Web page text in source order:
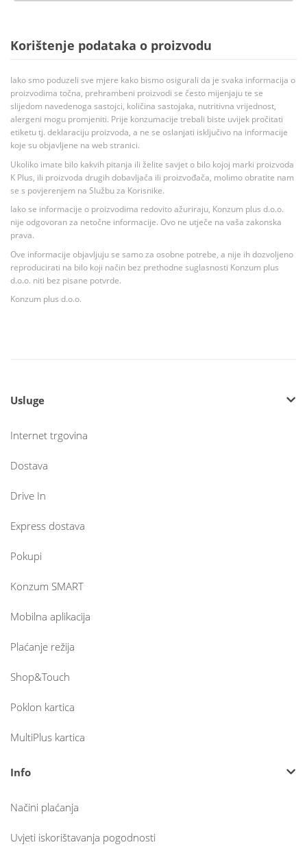
Korištenje podataka o proizvodu
Iako smo poduzeli sve mjere kako bismo osigurali da je svaka informacija o
proizvodima točna, prehrambeni proizvodi se često mijenjaju te se
slijedom navedenoga sastojci, količina sastojaka, nutritivna vrijednost,
alergeni mogu promjeniti. Prije konzumacije trebali biste uvijek pročitati
etiketu tj. deklaraciju proizvoda, a ne se oslanjati isključivo na informacije
koje su objavljene na web stranici.
Ukoliko imate bilo kakvih pitanja ili želite savjet o bilo kojoj marki proizvoda
K Plus, ili proizvoda drugih dobavljača ili proizvođača, molimo obratite nam
se s povjerenjem na Službu za Korisnike.
Iako se informacije o proizvodima redovito ažuriraju, Konzum plus d.o.o.
nije odgovoran za netočne informacije. Ovo ne utječe na vaša zakonska
prava.
Ove informacije objavljuju se samo za osobne potrebe, a nije ih dozvoljeno
reproducirati na bilo koji način bez prethodne suglasnosti Konzum plus
d.o.o. niti bez pisane potvrde.
Konzum plus d.o.o.
Usluge
Internet trgovina
Dostava
Drive In
Express dostava
Pokupi
Konzum SMART
Mobilna aplikacija
Plaćanje režija
Shop&Touch
Poklon kartica
MultiPlus kartica
Info
Načini plaćanja
Uvjeti iskorištavanja pogodnosti